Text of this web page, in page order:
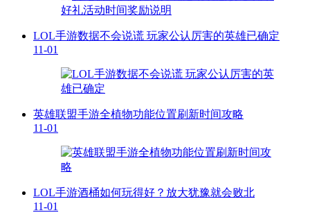
LOL手游数据不会说谎 玩家公认厉害的英雄已确定
11-01
英雄联盟手游全植物功能位置刷新时间攻略
11-01
LOL手游酒桶如何玩得好？放大犹豫就会败北
11-01